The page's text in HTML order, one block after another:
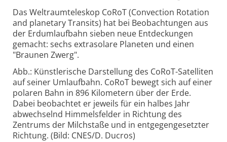
Das Weltraumteleskop CoRoT (Convection Rotation
and planetary Transits) hat bei Beobachtungen aus
der Erdumlaufbahn sieben neue Entdeckungen
gemacht: sechs extrasolare Planeten und einen
"Braunen Zwerg".
Abb.: Künstlerische Darstellung des CoRoT-Satelliten
auf seiner Umlaufbahn. CoRoT bewegt sich auf einer
polaren Bahn in 896 Kilometern über der Erde.
Dabei beobachtet er jeweils für ein halbes Jahr
abwechselnd Himmelsfelder in Richtung des
Zentrums der Milchstaße und in entgegengesetzter
Richtung. (Bild: CNES/D. Ducros)